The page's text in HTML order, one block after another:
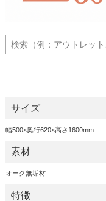
サイズ
幅500×奥行620×高さ1600mm
素材
オーク無垢材
特徴